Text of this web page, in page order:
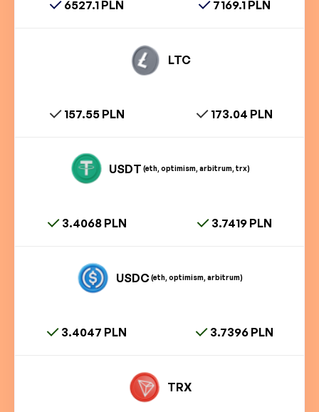
6527.1 PLN 7169.1 PLN
LTC
157.55 PLN 173.04 PLN
USDT (eth, optimism, arbitrum, trx)
3.4068 PLN 3.7419 PLN
USDC(eth, optimism, arbitrum)
3.4047 PLN 3.7396 PLN
TRX